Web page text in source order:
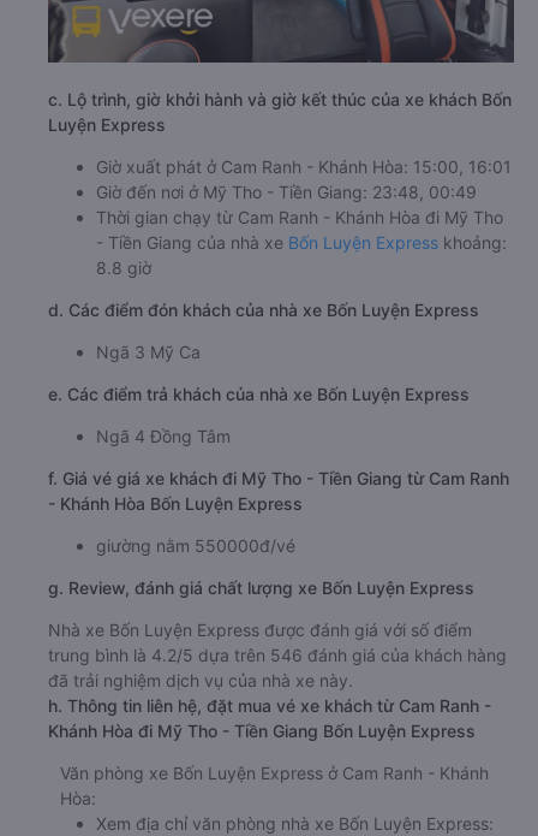
c. Lộ trình, giờ khởi hành và giờ kết thúc của xe khách Bốn
Luyện Express
Giờ xuất phát ở Cam Ranh - Khánh Hòa: 15:00, 16:01
Giờ đến nơi ở Mỹ Tho - Tiền Giang: 23:48, 00:49
Thời gian chạy từ Cam Ranh - Khánh Hòa đi Mỹ Tho
- Tiền Giang của nhà xe Bốn Luyện Express khoảng:
8.8 giờ
d. Các điểm đón khách của nhà xe Bốn Luyện Express
Ngã 3 Mỹ Ca
e. Các điểm trả khách của nhà xe Bốn Luyện Express
Ngã 4 Đồng Tâm
f. Giá vé giá xe khách đi Mỹ Tho - Tiền Giang từ Cam Ranh
- Khánh Hòa Bốn Luyện Express
giường nằm 550000đ/vé
g. Review, đánh giá chất lượng xe Bốn Luyện Express
Nhà xe Bốn Luyện Express được đánh giá với số điểm
trung bình là 4.2/5 dựa trên 546 đánh giá của khách hàng
đã trải nghiệm dịch vụ của nhà xe này.
h. Thông tin liên hệ, đặt mua vé xe khách từ Cam Ranh -
Khánh Hòa đi Mỹ Tho - Tiền Giang Bốn Luyện Express
Văn phòng xe Bốn Luyện Express ở Cam Ranh - Khánh
Hòa:
Xem địa chỉ văn phòng nhà xe Bốn Luyện Express: